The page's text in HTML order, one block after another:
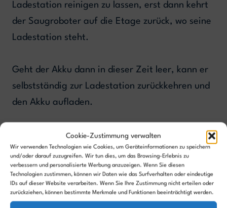
Cookie-Zustimmung verwalten
Wir verwenden Technologien wie Cookies, um Geräteinformationen zu speichern
und/oder darauf zuzugreifen. Wir tun dies, um das Browsing-Erlebnis zu
verbessern und personalisierte Werbung anzuzeigen. Wenn Sie diesen
Technologien zustimmen, können wir Daten wie das Surfverhalten oder eindeutige
IDs auf dieser Website verarbeiten. Wenn Sie Ihre Zustimmung nicht erteilen oder
zurückziehen, können bestimmte Merkmale und Funktionen beeinträchtigt werden.
Ladestation reinigen zu lassen, erst dann kehrt
der Saugroboter auf die Etage zurück, wo seine
Ladestation steht.
Geht der Akku dann in dieser Zeit leer, kann er
selbstständig zur Ladestation zurückkehren und
den Akku aufladen.
6. Individuelle Einstellung der Saugkraft
pro Etage bzw. Raum
Unterschiedliche Etagen können auch sehr
verschiedene Verschmutzungsgrade aufweisen.